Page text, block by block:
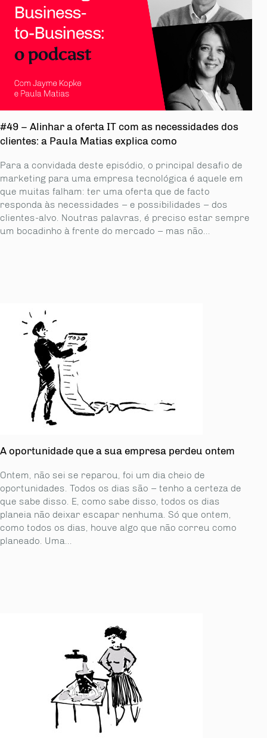
#49 – Alinhar a oferta IT com as necessidades dos
clientes: a Paula Matias explica como
Para a convidada deste episódio, o principal desafio de
marketing para uma empresa tecnológica é aquele em
que muitas falham: ter uma oferta que de facto
responda às necessidades – e possibilidades – dos
clientes-alvo. Noutras palavras, é preciso estar sempre
um bocadinho à frente do mercado – mas não...
A oportunidade que a sua empresa perdeu ontem
Ontem, não sei se reparou, foi um dia cheio de
oportunidades. Todos os dias são – tenho a certeza de
que sabe disso. E, como sabe disso, todos os dias
planeia não deixar escapar nenhuma. Só que ontem,
como todos os dias, houve algo que não correu como
planeado. Uma...